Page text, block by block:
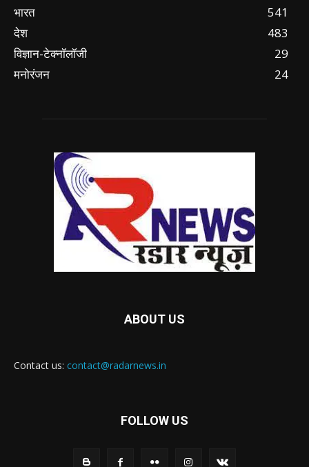
भारत
541
देश
483
विज्ञान-टेक्नॉलॉजी
29
मनोरंजन
24
ABOUT US
Contact us: contact@radarnews.in
FOLLOW US